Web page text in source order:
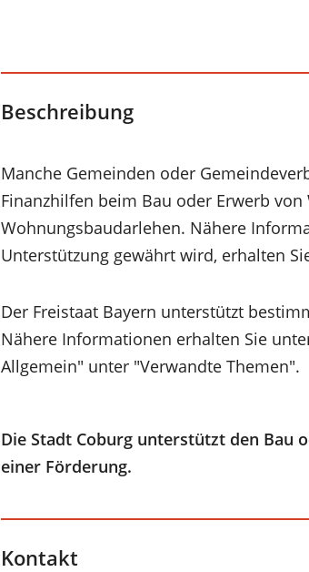
Beschreibung
Manche Gemeinden oder
Finanzhilfen beim Bau oder Erwerb
Wohnungsbaudarlehen. Nähere
Unterstützung gewährt wird, erhalten
Der Freistaat Bayern unterstützt
Nähere Informationen erhalten Sie
Allgemein" unter "Verwandte Themen".
Die Stadt Coburg unterstützt den Bau
einer Förderung.
Kontakt